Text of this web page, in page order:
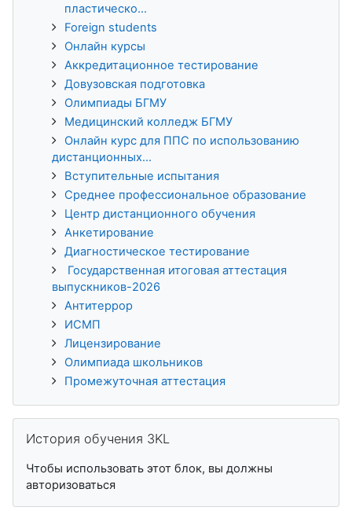
пластическо...
Foreign students
Онлайн курсы
Аккредитационное тестирование
Довузовская подготовка
Олимпиады БГМУ
Медицинский колледж БГМУ
Онлайн курс для ППС по использованию
дистанционных...
Вступительные испытания
Среднее профессиональное образование
Центр дистанционного обучения
Анкетирование
Диагностическое тестирование
Государственная итоговая аттестация
выпускников-2026
Антитеррор
ИСМП
Лицензирование
Олимпиада школьников
Промежуточная аттестация
История обучения 3KL
Чтобы использовать этот блок, вы должны
авторизоваться